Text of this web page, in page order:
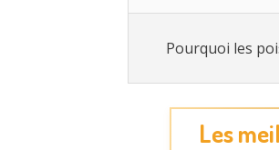
Pourquoi les
Les